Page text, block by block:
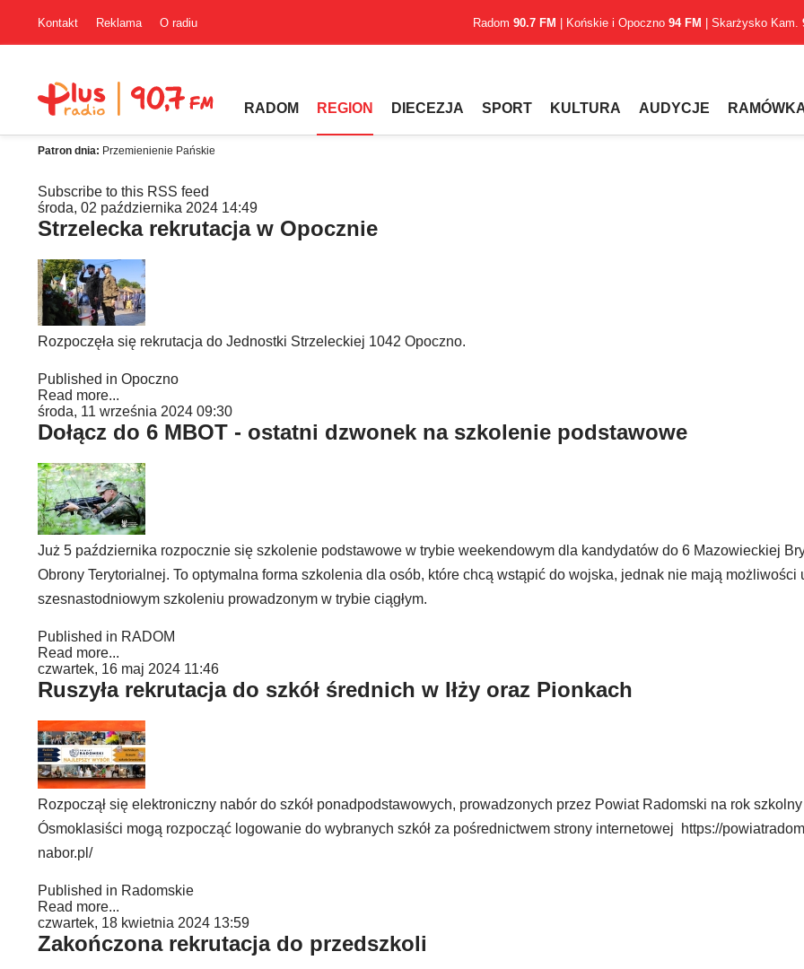
Kontakt Reklama O radiu Radom 90.7 FM | Końskie i Opoczno 94 FM | Skarżysko Kam.
RADOM REGION DIECEZJA SPORT KULTURA AUDYCJE
Patron dnia: Przemienienie Pańskie
Subscribe to this RSS feed
środa, 02 października 2024 14:49
Strzelecka rekrutacja w Opocznie
Rozpoczęła się rekrutacja do Jednostki Strzeleckiej 1042 Opoczno.
Published in Opoczno
Read more...
środa, 11 września 2024 09:30
Dołącz do 6 MBOT - ostatni dzwonek na szkolenie podstawowe
Już 5 października rozpocznie się szkolenie podstawowe w trybie weekendowym dla kandydatów do 6 Mazowieckiej
Obrony Terytorialnej. To optymalna forma szkolenia dla osób, które chcą wstąpić do wojska, jednak nie mają możliwości
szesnastodniowym szkoleniu prowadzonym w trybie ciągłym.
Published in RADOM
Read more...
czwartek, 16 maj 2024 11:46
Ruszyła rekrutacja do szkół średnich w Iłży oraz Pionkach
Rozpoczął się elektroniczny nabór do szkół ponadpodstawowych, prowadzonych przez Powiat Radomski na rok
Ósmoklasiści mogą rozpocząć logowanie do wybranych szkół za pośrednictwem strony internetowej
https://
nabor.pl/
Published in Radomskie
Read more...
czwartek, 18 kwietnia 2024 13:59
Zakończona rekrutacja do przedszkoli